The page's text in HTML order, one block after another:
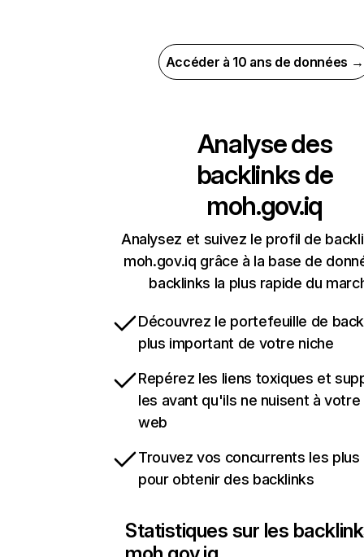
Accéder à 10 ans de données →
Analyse des
backlinks de
moh.gov.iq
Analysez et suivez le profil de
moh.gov.iq grâce à la base de
backlinks la plus rapide du
Découvrez le portefeuille de
plus important de votre niche
Repérez les liens toxiques et
les avant qu'ils ne nuisent à
web
Trouvez vos concurrents les
pour obtenir des backlinks
Statistiques sur les